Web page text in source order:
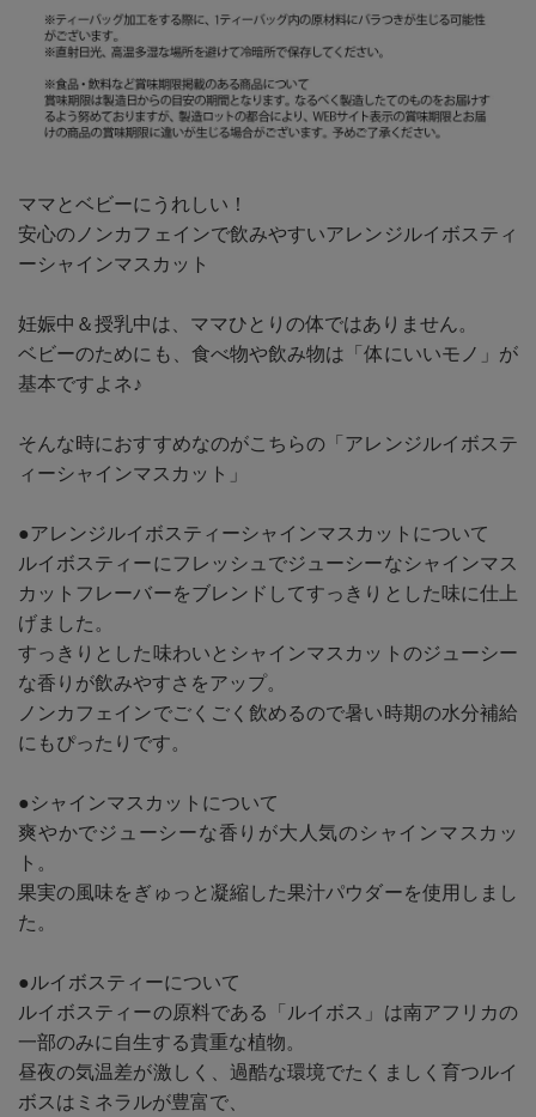
ママとベビーにうれしい！
安心のノンカフェインで飲みやすいアレンジルイボスティ
ーシャインマスカット
妊娠中＆授乳中は、ママひとりの体ではありません。
ベビーのためにも、食べ物や飲み物は「体にいいモノ」が
基本ですよネ♪
そんな時におすすめなのがこちらの「アレンジルイボステ
ィーシャインマスカット」
●アレンジルイボスティーシャインマスカットについて
ルイボスティーにフレッシュでジューシーなシャインマス
カットフレーバーをブレンドしてすっきりとした味に仕上
げました。
すっきりとした味わいとシャインマスカットのジューシー
な香りが飲みやすさをアップ。
ノンカフェインでごくごく飲めるので暑い時期の水分補給
にもぴったりです。
●シャインマスカットについて
爽やかでジューシーな香りが大人気のシャインマスカッ
ト。
果実の風味をぎゅっと凝縮した果汁パウダーを使用しまし
た。
●ルイボスティーについて
ルイボスティーの原料である「ルイボス」は南アフリカの
一部のみに自生する貴重な植物。
昼夜の気温差が激しく、過酷な環境でたくましく育つルイ
ボスはミネラルが豊富で、